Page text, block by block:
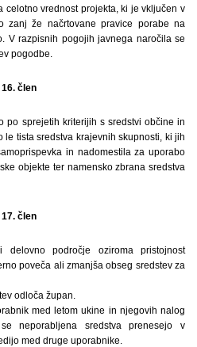
celotno vrednost projekta, ki je vključen v
zanj že načrtovane pravice porabe na
V razpisnih pogojih javnega naročila se
pogodbe.
16. člen
po sprejetih kriterijih s sredstvi občine in
tista sredstva krajevnih skupnosti, ki jih
in nadomestila za uporabo
objekte ter namensko zbrana sredstva
17. člen
področje oziroma pristojnost
poveča ali zmanjša obseg sredstev za
odloča župan.
med letom ukine in njegovih nalog
neporabljena sredstva prenesejo v
med druge uporabnike.